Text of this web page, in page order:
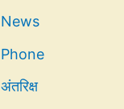
News
Phone
अंतरिक्ष